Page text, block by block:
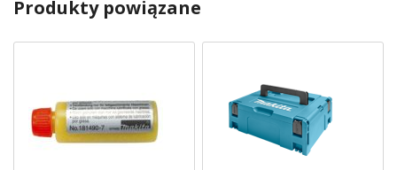
Produkty powiązane